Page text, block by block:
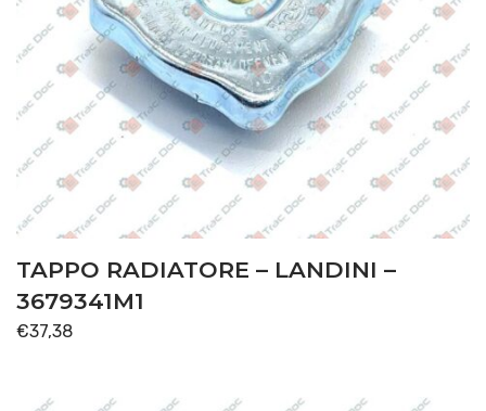
TAPPO RADIATORE – LANDINI –
3679341M1
€37,38